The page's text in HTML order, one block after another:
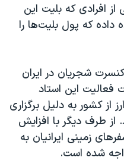
افرادی که بلیت این
داده که پول بلیت‌‌ها را
شجریان در ایران
فعالیت این استاد
از کشور به دلیل برگزاری
طرف دیگر با افزایش
زمینی ایرانیان به
شده است.